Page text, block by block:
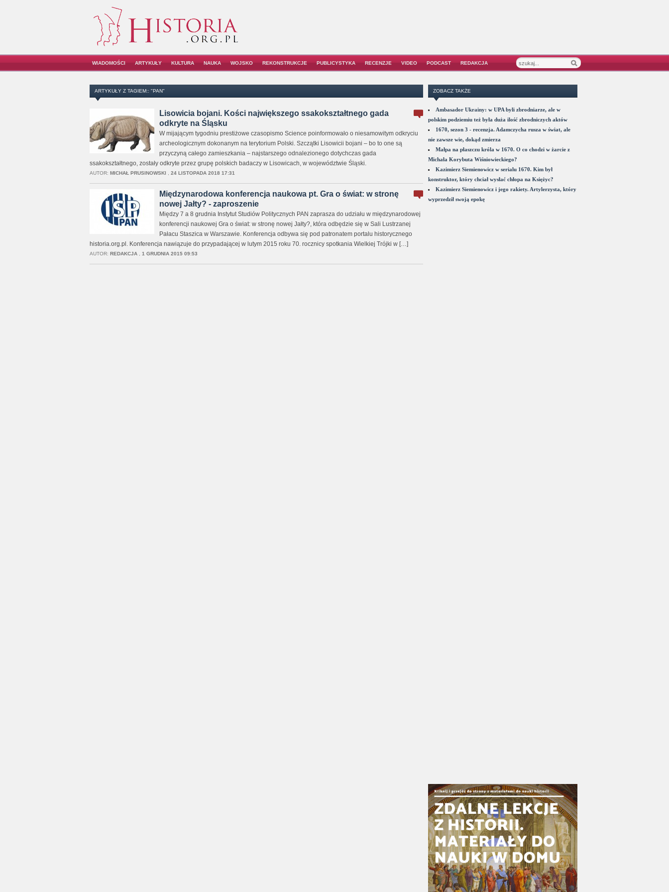
WIADOMOŚCI ARTYKUŁY KULTURA NAUKA WOJSKO REKONSTRUKCJE PUBLICYSTYKA RECENZJE VIDEO PODCAST REDAKCJA
ARTYKUŁY Z TAGIEM:: "PAN"
Lisowicia bojani. Kości największego ssakokształtnego gada
odkryte na Śląsku
W mijającym tygodniu prestiżowe czasopismo Science poinformowało o niesamowitym odkryciu
archeologicznym dokonanym na terytorium Polski. Szczątki Lisowicii bojani – bo to one są
przyczyną całego zamieszkania – najstarszego odnalezionego dotychczas gada
ssakokształtnego, zostały odkryte przez grupę polskich badaczy w Lisowicach, w województwie Śląski.
AUTOR: MICHAŁ PRUSINOWSKI 24 LISTOPADA 2018 17:31
Międzynarodowa konferencja naukowa pt. Gra o świat: w stronę
nowej Jałty? - zaproszenie
Między 7 a 8 grudnia Instytut Studiów Politycznych PAN zaprasza do udziału w międzynarodowej
konferencji naukowej Gra o świat: w stronę nowej Jałty?, która odbędzie się w Sali Lustrzanej
Pałacu Staszica w Warszawie. Konferencja odbywa się pod patronatem portalu historycznego
historia.org.pl. Konferencja nawiązuje do przypadającej w lutym 2015 roku 70. rocznicy spotkania Wielkiej Trójki w […]
AUTOR: REDAKCJA, 1 GRUDNIA 2015 09:53
ZOBACZ TAKŻE
Ambasador Ukrainy: w UPA byli zbrodniarze, ale w
polskim podziemiu też była duża ilość zbrodniczych aktów
1670, sezon 3 - recenzja. Adamczycha rusza w świat, ale
nie zawsze wie, dokąd zmierza
Małpa na płaszczu króla w 1670. O co chodzi w żarcie z
Michała Korybuta Wiśniowieckiego?
Kazimierz Siemienowicz w serialu 1670. Kim był
konstruktor, który chciał wysłać chłopa na Księżyc?
Kazimierz Siemienowicz i jego rakiety. Artylerzysta, który
wyprzedził swoją epokę